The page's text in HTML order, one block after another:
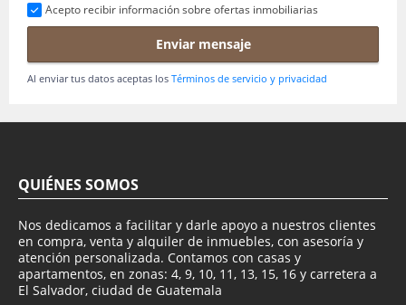
Acepto recibir información sobre ofertas inmobiliarias
Enviar mensaje
Al enviar tus datos aceptas los Términos de servicio y privacidad
QUIÉNES SOMOS
Nos dedicamos a facilitar y darle apoyo a nuestros clientes
en compra, venta y alquiler de inmuebles, con asesoría y
atención personalizada. Contamos con casas y
apartamentos, en zonas: 4, 9, 10, 11, 13, 15, 16 y carretera a
El Salvador, ciudad de Guatemala